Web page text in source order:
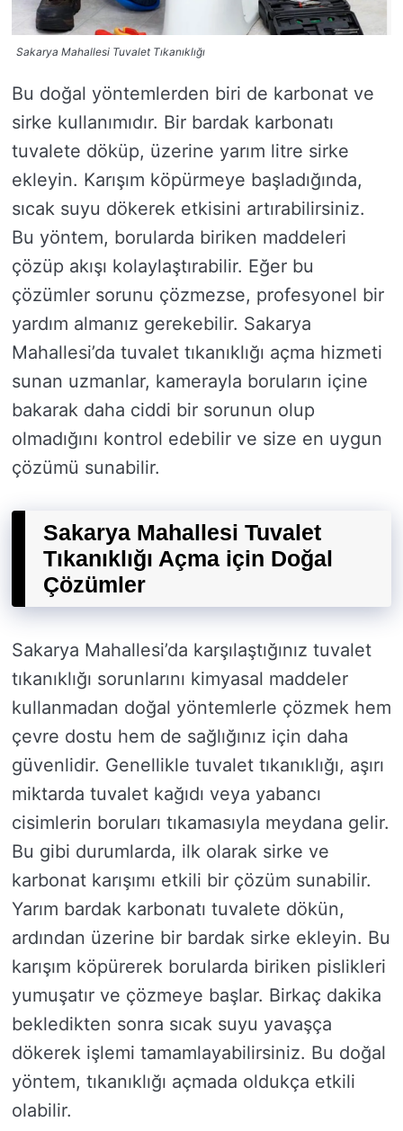
Sakarya Mahallesi Tuvalet Tıkanıklığı
Bu doğal yöntemlerden biri de karbonat ve
sirke kullanımıdır. Bir bardak karbonatı
tuvalete döküp, üzerine yarım litre sirke
ekleyin. Karışım köpürmeye başladığında,
sıcak suyu dökerek etkisini artırabilirsiniz.
Bu yöntem, borularda biriken maddeleri
çözüp akışı kolaylaştırabilir. Eğer bu
çözümler sorunu çözmezse, profesyonel bir
yardım almanız gerekebilir. Sakarya
Mahallesi’da tuvalet tıkanıklığı açma hizmeti
sunan uzmanlar, kamerayla boruların içine
bakarak daha ciddi bir sorunun olup
olmadığını kontrol edebilir ve size en uygun
çözümü sunabilir.
Sakarya Mahallesi Tuvalet
Tıkanıklığı Açma için Doğal
Çözümler
Sakarya Mahallesi’da karşılaştığınız tuvalet
tıkanıklığı sorunlarını kimyasal maddeler
kullanmadan doğal yöntemlerle çözmek hem
çevre dostu hem de sağlığınız için daha
güvenlidir. Genellikle tuvalet tıkanıklığı, aşırı
miktarda tuvalet kağıdı veya yabancı
cisimlerin boruları tıkamasıyla meydana gelir.
Bu gibi durumlarda, ilk olarak sirke ve
karbonat karışımı etkili bir çözüm sunabilir.
Yarım bardak karbonatı tuvalete dökün,
ardından üzerine bir bardak sirke ekleyin. Bu
karışım köpürerek borularda biriken pislikleri
yumuşatır ve çözmeye başlar. Birkaç dakika
bekledikten sonra sıcak suyu yavaşça
dökerek işlemi tamamlayabilirsiniz. Bu doğal
yöntem, tıkanıklığı açmada oldukça etkili
olabilir.